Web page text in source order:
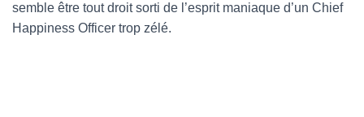
semble être tout droit sorti de l’esprit maniaque d’un Chief
Happiness Officer trop zélé.